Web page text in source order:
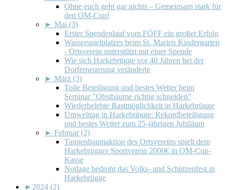
Ohne euch geht gar nichts – Gemeinsam stark für
den OM-Cup!
► Mai (3)
Erster Spendenlauf vom FÖFF ein großer Erfolg
Wasserspielplatzes beim St. Marien Kindergarten
- Ortsverein unterstützt mit einer Spende
Wie sich Harkebrügge vor 40 Jahren bei der
Dorferneuerung veränderte
► März (3)
Tolle Beteiligung und bestes Wetter beim
Seminar "Obstbäume richtig schneiden"
Wiederbelebte Rastmöglichkeit in Harkebrügge
Umwelttag in Harkebrügge: Rekordbeteiligung
und bestes Wetter zum 25-jährigen Jubiläum
► Februar (2)
Tannenbaumaktion des Ortsvereins spielt dem
Harkebrügger Sportverein 2000€ in OM-Cup-
Kasse
Notlage bedroht das Volks- und Schützenfest in
Harkebrügge
► 2024 (2)